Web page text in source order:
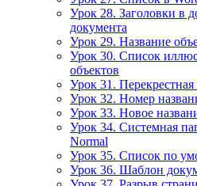
Урок 28. Заголовки в
документа
Урок 29. Название
Урок 30. Список
объектов
Урок 31.
Урок 32. Номер
Урок 33. Новое
Урок 34. Системная
Normal
Урок 35. Список по
Урок 36. Шаблон